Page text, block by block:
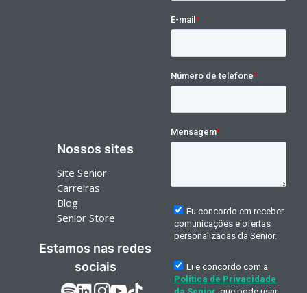
Nossos sites
Site Senior
Carreiras
Blog
Senior Store
Estamos nas redes
sociais